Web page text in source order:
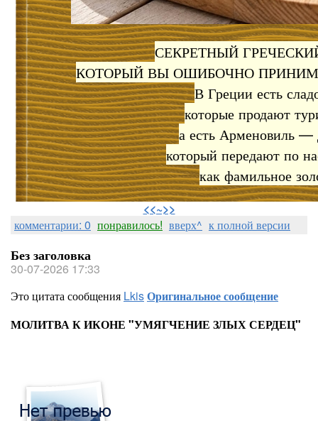
СЕКРЕТНЫЙ
КОТОРЫЙ ВЫ ОШИБОЧНО
​В Греции есть
которые продают
а есть Арменовиль —
который передают по
как фамильное
⠀
<<~>>
комментарии: 0 понравилось! вверх^ к полной версии
Без заголовка
30-07-2026 17:33
Это цитата сообщения LkisОригинальное сообщение
МОЛИТВА К ИКОНЕ "УМЯГЧЕНИЕ ЗЛЫХ СЕРДЕЦ"